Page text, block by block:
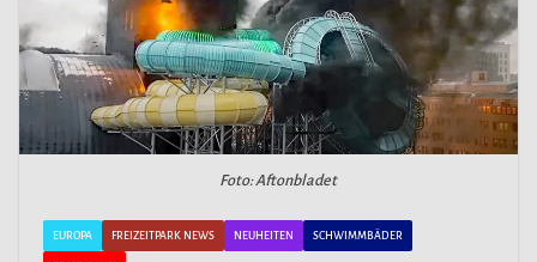
Foto: Aftonbladet
EUROPA FREIZEITPARK NEWS NEUHEITEN SCHWIMMBÄDER